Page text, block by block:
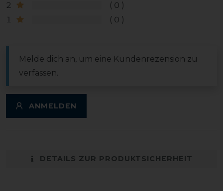
2
0
1
0
Melde dich an, um eine Kundenrezension zu
verfassen.
ANMELDEN
DETAILS ZUR PRODUKTSICHERHEIT